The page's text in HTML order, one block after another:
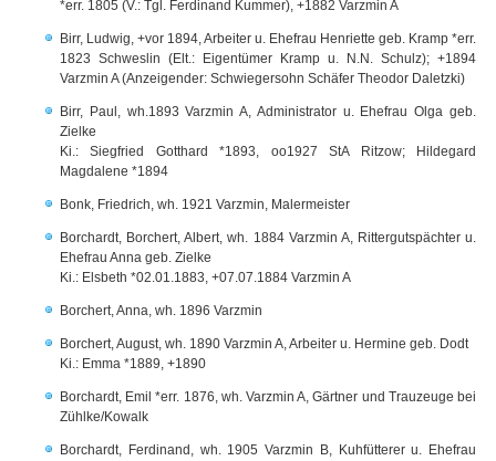
*err. 1805 (V.: Tgl. Ferdinand Kummer), +1882 Varzmin A
Birr, Ludwig, +vor 1894, Arbeiter u. Ehefrau Henriette geb. Kramp *err.
1823 Schweslin (Elt.: Eigentümer Kramp u. N.N. Schulz); +1894
Varzmin A (Anzeigender: Schwiegersohn Schäfer Theodor Daletzki)
Birr, Paul, wh.1893 Varzmin A, Administrator u. Ehefrau Olga geb.
Zielke
Ki.: Siegfried Gotthard *1893, oo1927 StA Ritzow; Hildegard
Magdalene *1894
Bonk, Friedrich, wh. 1921 Varzmin, Malermeister
Borchardt, Borchert, Albert, wh. 1884 Varzmin A, Rittergutspächter u.
Ehefrau Anna geb. Zielke
Ki.: Elsbeth *02.01.1883, +07.07.1884 Varzmin A
Borchert, Anna, wh. 1896 Varzmin
Borchert, August, wh. 1890 Varzmin A, Arbeiter u. Hermine geb. Dodt
Ki.: Emma *1889, +1890
Borchardt, Emil *err. 1876, wh. Varzmin A, Gärtner und Trauzeuge bei
Zühlke/Kowalk
Borchardt, Ferdinand, wh. 1905 Varzmin B, Kuhfütterer u. Ehefrau